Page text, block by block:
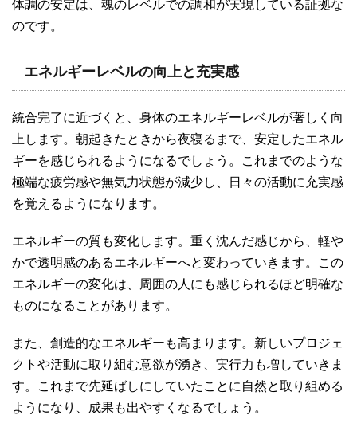
体調の安定は、魂のレベルでの調和が実現している証拠な
のです。
エネルギーレベルの向上と充実感
統合完了に近づくと、身体のエネルギーレベルが著しく向
上します。朝起きたときから夜寝るまで、安定したエネル
ギーを感じられるようになるでしょう。これまでのような
極端な疲労感や無気力状態が減少し、日々の活動に充実感
を覚えるようになります。
エネルギーの質も変化します。重く沈んだ感じから、軽や
かで透明感のあるエネルギーへと変わっていきます。この
エネルギーの変化は、周囲の人にも感じられるほど明確な
ものになることがあります。
また、創造的なエネルギーも高まります。新しいプロジェ
クトや活動に取り組む意欲が湧き、実行力も増していきま
す。これまで先延ばしにしていたことに自然と取り組める
ようになり、成果も出やすくなるでしょう。